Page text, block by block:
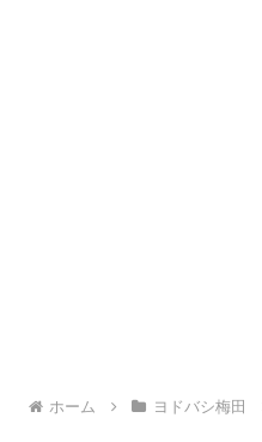
ホーム ヨドバシ梅田